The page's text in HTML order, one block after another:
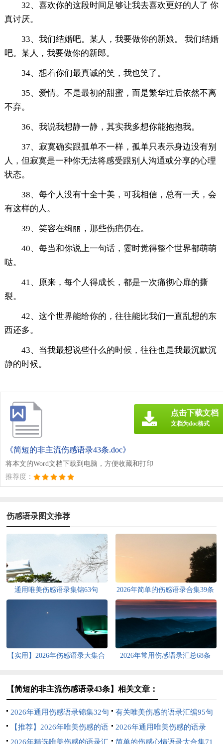
32、喜欢你的这段时间足够让我去喜欢更好的人了 你
真讨厌。
33、我们结婚吧。某人，我要做你的新娘。 我们结婚
吧。某人，我要做你的新郎。
34、想着你们最真诚的笑，我也笑了。
35、爱情。不是最初的甜蜜，而是繁华过后依然不离
不弃。
36、我说我想静一静，其实我多想你能抱抱我。
37、寂寞确实跟孤单不一样，孤单只表示身边没有别
人，但寂寞是一种你无法将感受跟别人沟通或分享的心理
状态。
38、每个人没有十全十美，可我相信，总有一天，会
有这样的人。
39、笑容在绚丽，那些伤疤仍在。
40、每当和你说上一句话，霎时觉得整个世界都萌萌
哒。
41、原来，每个人得成长，都是一次痛彻心扉的撕
裂。
42、这个世界能给你的，往往能比我们一直乱想的东
西还多。
43、当我最想说些什么的时候，往往也是我最沉默沉
静的时候。
《简短的非主流伤感语录43条.doc》
将本文的Word文档下载到电脑，方便收藏和打印
推荐度：
点击下载文档
文档为doc格式
伤感语录图文推荐
通用唯美伤感语录集锦63句 2026年简单的伤感语录合集39条
【实用】2026年伤感语录大集合
2026年常用伤感语录汇总68条
【简短的非主流伤感语录43条】相关文章：
2026年通用伤感语录锦集32句
有关唯美伤感的语录汇编95句
【推荐】2026年唯美伤感的语
录摘录45句
2026年通用唯美伤感的语录
100条
2026年精选唯美伤感的语录汇 简单的伤感心情语录大合集71